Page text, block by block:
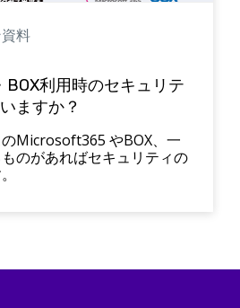
料
利用時のセキュリテ
ますか？
Microsoft365 やBOX、一
のがあればセキュリティの